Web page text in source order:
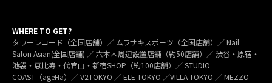
WHERE TO GET?
タワーレコード（全国店舗）／ ムラサキスポーツ（全国店舗）／ Nail
Salon Asian(全国店舗) ／ 六本木周辺設置店舗（約50店舗）／ 渋谷・原宿・
池袋・恵比寿・代官山・新宿SHOP（約100店舗）／ STUDIO
COAST（ageHa）／ V2TOKYO ／ ELE TOKYO ／VILLA TOKYO ／ MEZZO